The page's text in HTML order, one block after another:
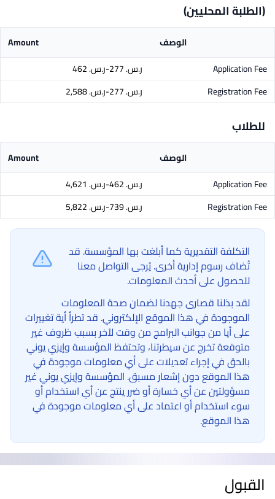
(الطلبة المحليين)
الوصف
Amount
Application Fee
ر.س.‏ 277-ر.س.‏ 462
Registration Fee
ر.س.‏ 277-ر.س.‏ 2,588
للطلاب
الوصف
Amount
Application Fee
ر.س.‏ 462-ر.س.‏ 4,621
Registration Fee
ر.س.‏ 739-ر.س.‏ 5,822
التكلفة التقديرية كما أبلغت بها المؤسسة. قد
تُضاف رسوم إدارية أخرى. يُرجى التواصل معنا
للحصول على أحدث المعلومات.
لقد بذلنا قصارى جهدنا لضمان صحة المعلومات
الموجودة في هذا الموقع الإلكتروني. قد تطرأ أية تغييرات
على أيا من جوانب البرامج من وقت لآخر بسبب ظروف غير
متوقعة تخرج عن سيطرتنا، وتحتفظ المؤسسة وإيزي يوني
بالحق في إجراء تعديلات على أي معلومات موجودة في
هذا الموقع دون إشعار مسبق. المؤسسة وإيزي يوني غير
مسؤولتين عن أي خسارة أو ضرر ينتج عن أي استخدام أو
سوء استخدام أو اعتماد على أي معلومات موجودة في
هذا الموقع.
القبول